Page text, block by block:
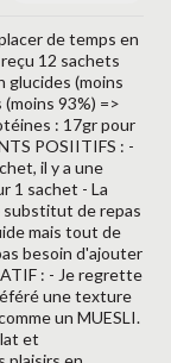
de temps en
12 sachets
(moins
93%) =>
: 17gr pour
POSIITIFS : -
il y a une
1 sachet - La
substitut de repas
mais tout de
besoin d'ajouter
: - Je regrette
une texture
un MUESLI.
et